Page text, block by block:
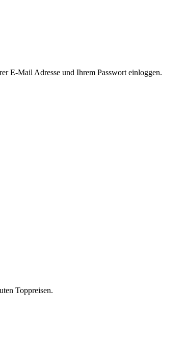
E-Mail Adresse und Ihrem Passwort einloggen.
Toppreisen.